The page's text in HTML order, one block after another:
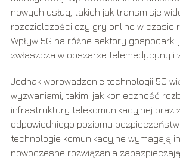
nowych usług, takich jak transmisje
rozdzielczości czy gry online w czasie
Wpływ 5G na różne sektory gospodarki
zwłaszcza w obszarze telemedycyny i
Jednak wprowadzenie technologii 5G
wyzwaniami, takimi jak konieczność
infrastruktury telekomunikacyjnej oraz
odpowiedniego poziomu
technologie komunikacyjne wymagają
nowoczesne rozwiązania